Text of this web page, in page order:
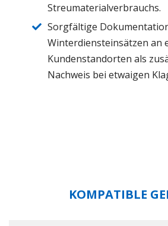
Streumaterialverbrauchs.
Sorgfältige
Winterdiensteinsätzen an
Kundenstandorten als
Nachweis bei etwaigen
KOMPATIBLE